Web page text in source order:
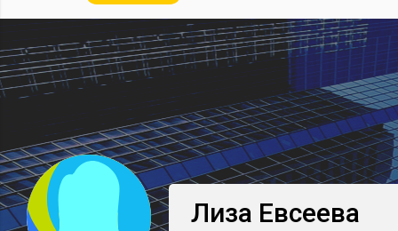
Лиза Евсеева